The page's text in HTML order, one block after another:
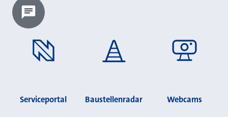
Chatbot laden?
Serviceportal Baustellenradar Webcams